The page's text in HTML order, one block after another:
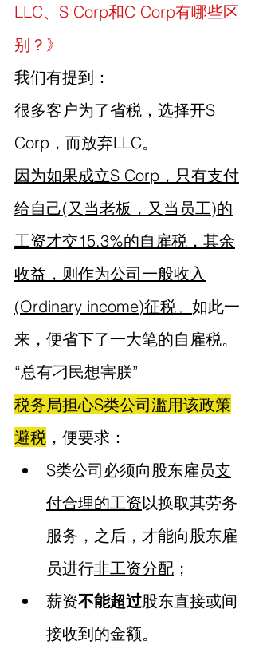
LLC、S Corp和C Corp有哪些区
别？》
我们有提到：
很多客户为了省税，选择开S
Corp，而放弃LLC。
因为如果成立S Corp，只有支付
给自己(又当老板，又当员工)的
工资才交15.3%的自雇税，其余
收益，则作为公司一般收入
(Ordinary income)征税。 如此一
来，便省下了一大笔的自雇税。
“总有刁民想害朕”
税务局担心S类公司滥用该政策
避税 ，便要求：
S类公司必须向股东雇员支
付合理的工资以换取其劳务
服务，之后，才能向股东雇
员进行非工资分配 ；
薪资不能超过股东直接或间
接收到的金额。